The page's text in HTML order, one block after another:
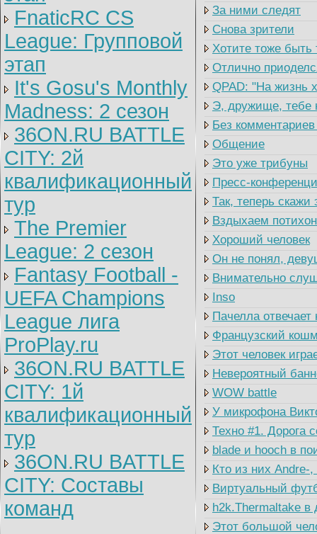
FnaticRC CS
League: Групповой
этап
It's Gosu's Monthly
Madness: 2 сезон
36ON.RU BATTLE
CITY: 2й
квалификационный
тур
The Premier
League: 2 cезон
Fantasy Football -
UEFA Champions
League лига
ProPlay.ru
36ON.RU BATTLE
CITY: 1й
квалификационный
тур
36ON.RU BATTLE
CITY: Составы
команд
За ними следят
Снова зрители
Хотите тоже быть
Отлично
QPAD: "На жизнь
Э, дружище, тебе
Без
Общение
Это уже трибуны
Пресс-
Так, теперь
Вздыхаем
Хороший человек
Он не понял,
Внимательно
Inso
Пачелла отвечает
Французский
Этот человек
Невероятный
WOW battle
У микрофона
Техно #1. Дорога
blade и hooch в
Кто из них Andre-,
Виртуальный
h2k.Thermaltake в
Этот большой